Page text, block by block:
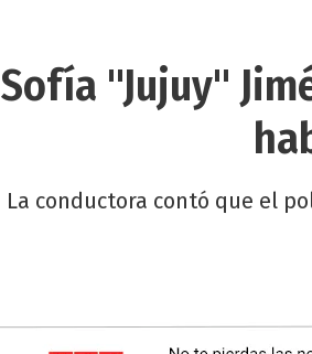
Sofía "Jujuy"
La conductora contó que el